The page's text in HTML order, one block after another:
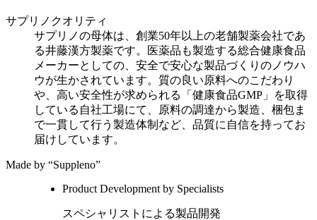
サプリノクオリティ
サプリノの母体は、創業50年以上の老舗製薬会社であ
る井藤漢方製薬です。医薬品も製造する総合健康食品
メーカーとしての、安全で安心な製品づくりのノウハ
ウが生かされています。質の良い原料へのこだわり
や、高い安全性が求められる「健康食品GMP」を取得
している自社工場にて、原料の調達から製造、梱包ま
で一貫して行う製造体制など、品質に自信を持ってお
届けしています。
Made by “Suppleno”
Product Development by Specialists
スペシャリストによる製品開発